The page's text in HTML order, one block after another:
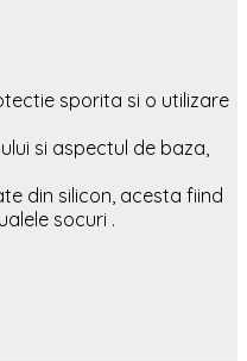
sporita si o utilizare
si aspectul de baza,
din silicon, acesta fiind
socuri .